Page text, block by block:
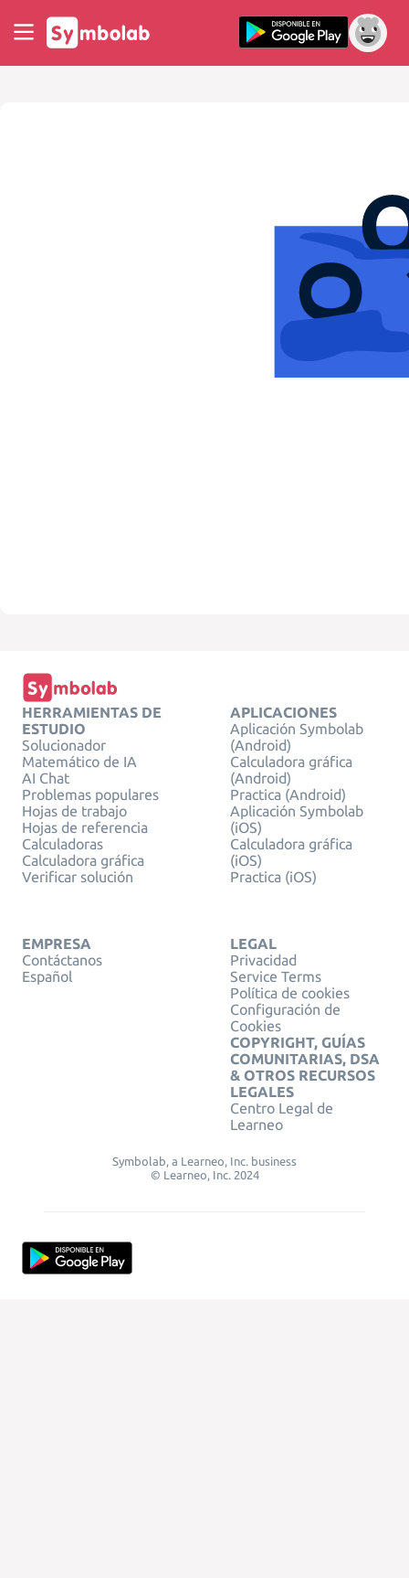
HERRAMIENTAS DE
ESTUDIO
Solucionador
Matemático de IA
AI Chat
Problemas populares
Hojas de trabajo
Hojas de referencia
Calculadoras
Calculadora gráfica
Verificar solución
APLICACIONES
Aplicación Symbolab
(Android)
Calculadora gráfica
(Android)
Practica (Android)
Aplicación Symbolab
(iOS)
Calculadora gráfica
(iOS)
Practica (iOS)
EMPRESA
Contáctanos
Español
LEGAL
Privacidad
Service Terms
Política de cookies
Configuración de
Cookies
COPYRIGHT, GUÍAS
COMUNITARIAS, DSA
& OTROS RECURSOS
LEGALES
Centro Legal de
Learneo
Symbolab, a Learneo, Inc. business
© Learneo, Inc. 2024